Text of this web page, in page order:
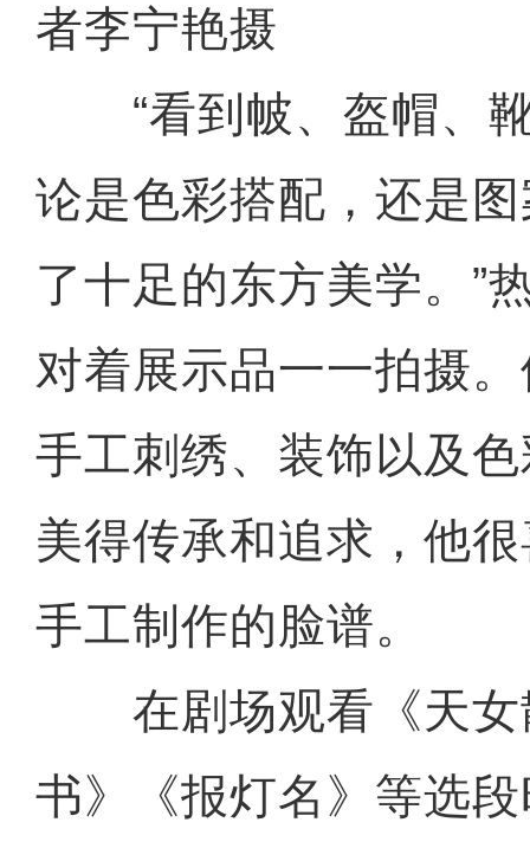
者李宁艳摄
“看到帔、盔帽、靴
论是色彩搭配，还是
了十足的东方美学。”
对着展示品一一拍摄
手工刺绣、装饰以及
美得传承和追求，他
手工制作的脸谱。
在剧场观看《天女
书》《报灯名》等选